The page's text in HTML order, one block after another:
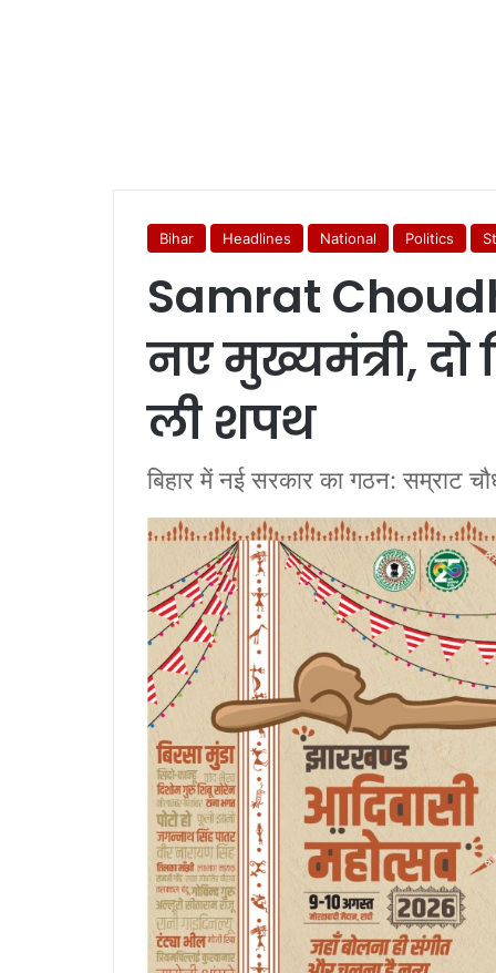
Bihar Headlines National Politics
Samrat
नए मुख्यमंत्री, दो
ली शपथ
बिहार में नई सरकार का गठन: सम्राट